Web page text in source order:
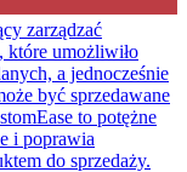
zarządzać
które umożliwiło
a jednocześnie
być sprzedawane
to potężne
i poprawia
do sprzedaży.